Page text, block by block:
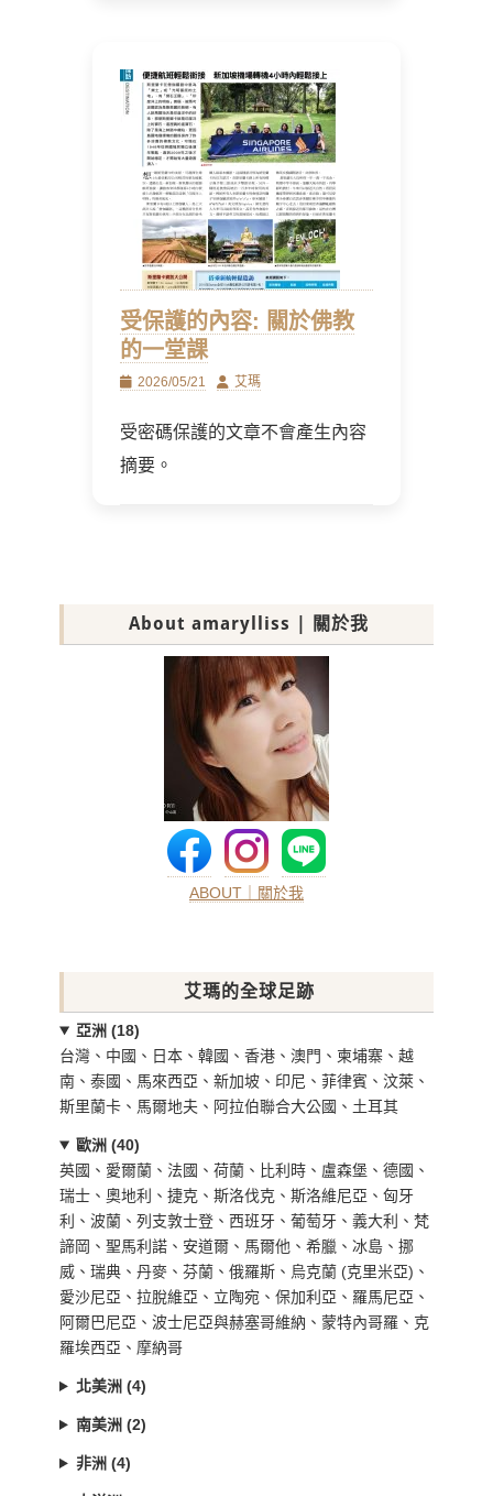
受保護的內容: 關於佛教
的一堂課
Posted2026/05/21 Author
艾瑪
受密碼保護的文章不會產生內容
摘要。
About amarylliss | 關於我
ABOUT｜關於我
艾瑪的全球足跡
亞洲 (18)
台灣、中國、日本、韓國、香港、澳門、柬埔寨、越
南、泰國、馬來西亞、新加坡、印尼、菲律賓、汶萊、
斯里蘭卡、馬爾地夫、阿拉伯聯合大公國、土耳其
歐洲 (40)
英國、愛爾蘭、法國、荷蘭、比利時、盧森堡、德國、
瑞士、奧地利、捷克、斯洛伐克、斯洛維尼亞、匈牙
利、波蘭、列支敦士登、西班牙、葡萄牙、義大利、梵
諦岡、聖馬利諾、安道爾、馬爾他、希臘、冰島、挪
威、瑞典、丹麥、芬蘭、俄羅斯、烏克蘭 (克里米亞)、
愛沙尼亞、拉脫維亞、立陶宛、保加利亞、羅馬尼亞、
阿爾巴尼亞、波士尼亞與赫塞哥維納、蒙特內哥羅、克
羅埃西亞、摩納哥
北美洲 (4)
南美洲 (2)
非洲 (4)